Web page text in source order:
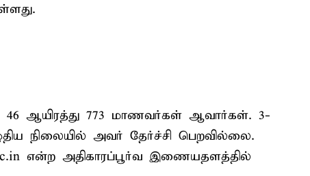
46 ஆயிரத்து 773 மாணவர்கள் ஆவார்கள். 3-
நிலையில் அவர் தேர்ச்சி பெறவில்லை.
என்ற அதிகாரப்பூர்வ இணையதளத்தில்